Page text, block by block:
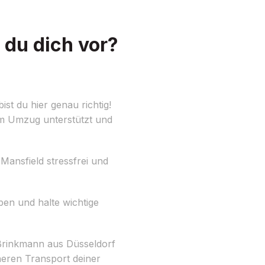
dich vor?
du hier genau richtig!
Umzug unterstützt und
stressfrei und
und halte wichtige
aus Düsseldorf
Transport deiner